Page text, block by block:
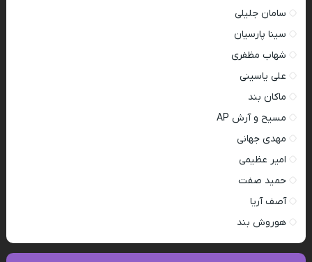
سامان جلیلی
سینا پارسیان
شهاب مظفری
علی یاسینی
ماکان بند
مسیح و آرش AP
مهدی جهانی
امیر عظیمی
حمید صفت
آصف آریا
هوروش بند